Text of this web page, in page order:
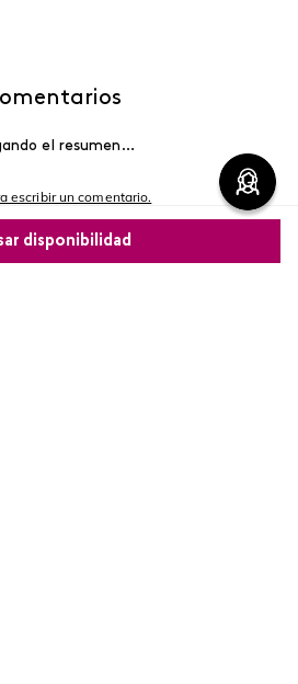
disponibilidad
el resumen…
escribir un comentario.